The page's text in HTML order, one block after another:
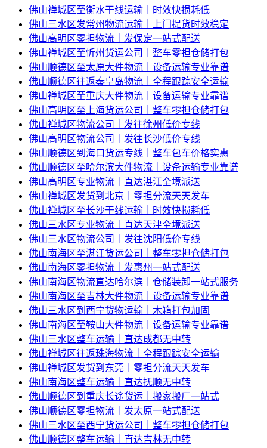
佛山禅城区至衡水干线运输｜时效快损耗低
佛山三水区发常州物流运输｜上门提货时效稳定
佛山高明区零担物流｜发保定一站式配送
佛山禅城区至忻州货运公司｜整车零担仓储打包
佛山顺德区至太原大件物流｜设备运输专业靠谱
佛山顺德区往返秦皇岛物流｜全程跟踪安全运输
佛山禅城区至重庆大件物流｜设备运输专业靠谱
佛山高明区至上海货运公司｜整车零担仓储打包
佛山禅城区物流公司｜发往徐州低价专线
佛山高明区物流公司｜发往长沙低价专线
佛山顺德区到海口货运专线｜整车包车价格实惠
佛山顺德区至哈尔滨大件物流｜设备运输专业靠谱
佛山高明区专业物流｜直达湛江全境派送
佛山禅城区发货到北京｜零担分流天天发车
佛山禅城区至长沙干线运输｜时效快损耗低
佛山三水区专业物流｜直达天津全境派送
佛山三水区物流公司｜发往沈阳低价专线
佛山南海区至湛江货运公司｜整车零担仓储打包
佛山南海区零担物流｜发惠州一站式配送
佛山南海区物流直达哈尔滨｜仓储装卸一站式服务
佛山南海区至吉林大件物流｜设备运输专业靠谱
佛山三水区到西宁货物运输｜木箱打包加固
佛山南海区至鞍山大件物流｜设备运输专业靠谱
佛山三水区整车运输｜直达成都无中转
佛山禅城区往返珠海物流｜全程跟踪安全运输
佛山禅城区发货到东莞｜零担分流天天发车
佛山南海区整车运输｜直达抚顺无中转
佛山顺德区到重庆长途货运｜搬家搬厂一站式
佛山顺德区零担物流｜发太原一站式配送
佛山三水区至西宁货运公司｜整车零担仓储打包
佛山顺德区整车运输｜直达吉林无中转